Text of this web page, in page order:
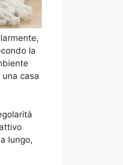
la
casa
lungo,